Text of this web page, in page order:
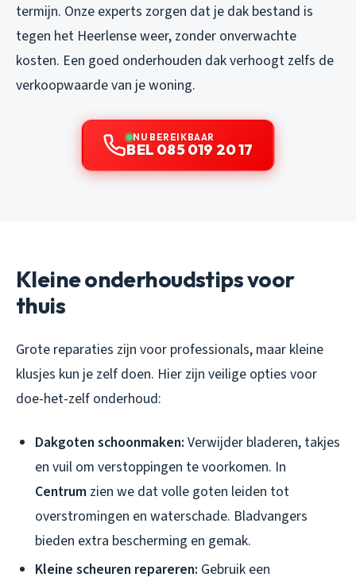
termijn. Onze experts zorgen dat je dak bestand is
tegen het Heerlense weer, zonder onverwachte
kosten. Een goed onderhouden dak verhoogt zelfs de
verkoopwaarde van je woning.
NU BEREIKBAAR
BEL 085 019 20 17
Kleine onderhoudstips voor
thuis
Grote reparaties zijn voor professionals, maar kleine
klusjes kun je zelf doen. Hier zijn veilige opties voor
doe-het-zelf onderhoud:
Dakgoten schoonmaken: Verwijder bladeren, takjes
en vuil om verstoppingen te voorkomen. In
Centrum zien we dat volle goten leiden tot
overstromingen en waterschade. Bladvangers
bieden extra bescherming en gemak.
Kleine scheuren repareren: Gebruik een